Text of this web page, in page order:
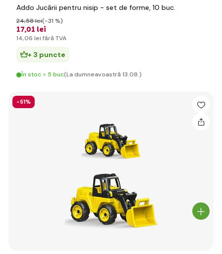
Addo Jucării pentru nisip - set de forme, 10 buc.
17,01 lei
24,58 lei(-31 %)
14,06 lei fără TVA
+ 3 puncte
În stoc > 5 buc(La dumneavoastră 13.08.)
-51%